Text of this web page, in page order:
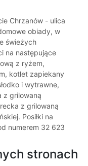
Chrzanów - ulica
obiady, w
świeżych
na następujące
z ryżem,
kotlet zapiekany
i wytrawne,
z grilowaną
z grilowaną
Posiłki na
numerem 32 623
stronach